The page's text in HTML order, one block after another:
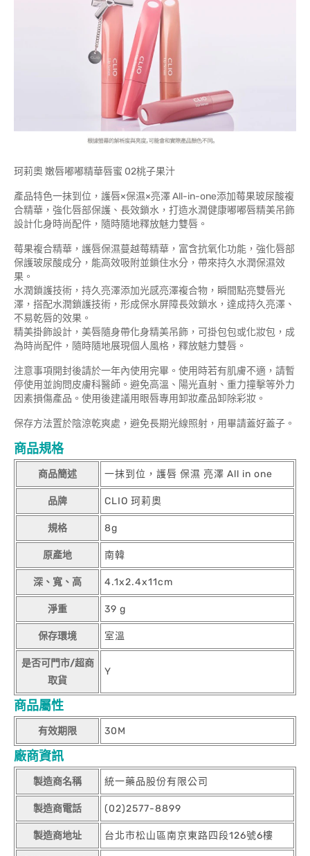
珂莉奧 嫩唇嘟嘟精華唇蜜 02桃子果汁
產品特色一抹到位，護唇×保濕×亮澤 All-in-one添加莓果玻尿酸複
合精華，強化唇部保護、長效鎖水，打造水潤健康嘟嘟唇精美吊飾
設計化身時尚配件，隨時隨地釋放魅力雙唇。
莓果複合精華，護唇保濕蔓越莓精華，富含抗氧化功能，強化唇部
保護玻尿酸成分，能高效吸附並鎖住水分，帶來持久水潤保濕效
果。
水潤鎖護技術，持久亮澤添加光感亮澤複合物，瞬間點亮雙唇光
澤，搭配水潤鎖護技術，形成保水屏障長效鎖水，達成持久亮澤、
不易乾唇的效果。
精美掛飾設計，美唇隨身帶化身精美吊飾，可掛包包或化妝包，成
為時尚配件，隨時隨地展現個人風格，釋放魅力雙唇。
注意事項開封後請於一年內使用完畢。使用時若有肌膚不適，請暫
停使用並詢問皮膚科醫師。避免高溫、陽光直射、重力撞擊等外力
因素損傷產品。使用後建議用眼唇專用卸妝產品卸除彩妝。
保存方法置於陰涼乾爽處，避免長期光線照射，用畢請蓋好蓋子。
商品規格
商品簡述 一抹到位，護唇 保濕 亮澤 All in one
品牌 CLIO 珂莉奧
規格 8g
原產地 南韓
深、寬、高 4.1x2.4x11cm
淨重 39 g
保存環境 室溫
是否可門市/超商
取貨
Y
商品屬性
有效期限 30M
廠商資訊
製造商名稱 統一藥品股份有限公司
製造商電話 (02)2577-8899
製造商地址 台北市松山區南京東路四段126號6樓